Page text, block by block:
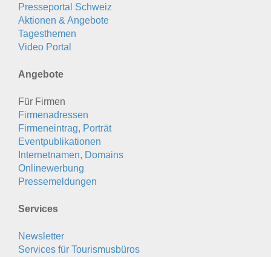
Presseportal Schweiz
Aktionen & Angebote
Tagesthemen
Video Portal
Angebote
Für Firmen
Firmenadressen
Firmeneintrag, Porträt
Eventpublikationen
Internetnamen, Domains
Onlinewerbung
Pressemeldungen
Services
Newsletter
Services für Tourismusbüros